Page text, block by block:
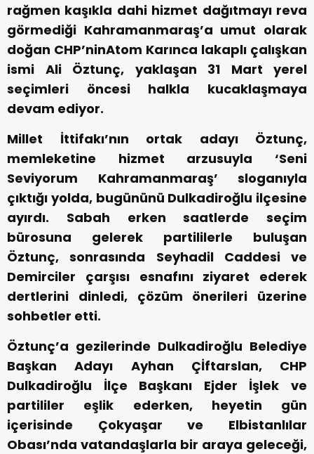
rağmen kaşıkla dahi hizmet dağıtmayı reva
görmediği Kahramanmaraş’a umut olarak
doğan CHP’ninAtom Karınca lakaplı çalışkan
ismi Ali Öztunç, yaklaşan 31 Mart yerel
seçimleri öncesi halkla kucaklaşmaya
devam ediyor.
Millet İttifakı’nın ortak adayı Öztunç,
memleketine hizmet arzusuyla ‘Seni
Seviyorum Kahramanmaraş’ sloganıyla
çıktığı yolda, bugününü Dulkadiroğlu ilçesine
ayırdı. Sabah erken saatlerde seçim
bürosuna gelerek partililerle buluşan
Öztunç, sonrasında Seyhadil Caddesi ve
Demirciler çarşısı esnafını ziyaret ederek
dertlerini dinledi, çözüm önerileri üzerine
sohbetler etti.
Öztunç’a gezilerinde Dulkadiroğlu Belediye
Başkan Adayı Ayhan Çİftarslan, CHP
Dulkadiroğlu İlçe Başkanı Ejder İşlek ve
partililer eşlik ederken, heyetin gün
içerisinde Çokyaşar ve Elbistanlılar
Obası’nda vatandaşlarla bir araya geleceği,